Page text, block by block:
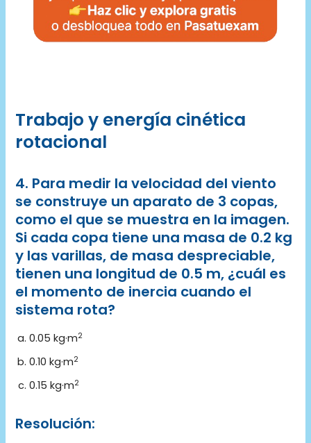
Trabajo y energía cinética
rotacional
4. Para medir la velocidad del viento
se construye un aparato de 3 copas,
como el que se muestra en la imagen.
Si cada copa tiene una masa de 0.2 kg
y las varillas, de masa despreciable,
tienen una longitud de 0.5 m, ¿cuál es
el momento de inercia cuando el
sistema rota?
0.05 kg·m2
0.10 kg·m2
0.15 kg·m2
Resolución: